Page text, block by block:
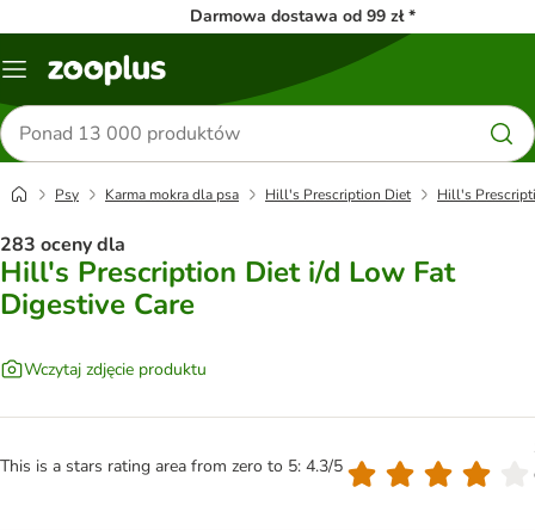
Darmowa dostawa od 99 zł *
Menu
Szukaj
produktów
Psy Karma mokra dla psa Hill's Prescription Diet Hill's
283 oceny dla
Hill's Prescription Diet i/d Low Fat
Digestive Care
Wczytaj zdjęcie produktu
This is a stars rating area from zero to 5: 4.3/5